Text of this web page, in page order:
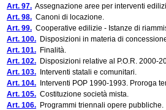
Art. 97. Assegnazione aree per interventi
Art. 98. Canoni di locazione.
Art. 99. Cooperative edilizie - Istanze di
Art. 100. Disposizioni in materia di
Art. 101. Finalità.
Art. 102. Disposizioni relative al P.O.R. 2000-
Art. 103. Interventi statali e comunitari.
Art. 104. Interventi POP 1990-1993. Proroga
Art. 105. Costituzione società mista.
Art. 106. Programmi triennali opere pubbliche.